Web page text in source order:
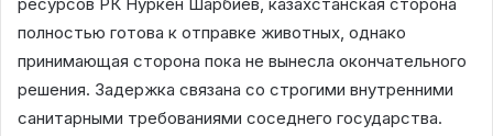
полностью готова к отправке животных, однако
принимающая сторона пока не вынесла окончательного
решения. Задержка связана со строгими внутренними
санитарными требованиями соседнего государства.